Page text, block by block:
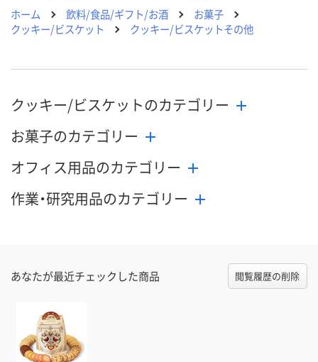
ホーム
飲料/食品/ギフト/お酒
お菓子
クッキー/ビスケット
クッキー/ビスケットその他
クッキー/ビスケットのカテゴリー
お菓子のカテゴリー
オフィス用品のカテゴリー
作業・研究用品のカテゴリー
あなたが最近チェックした商品 閲覧履歴の削除